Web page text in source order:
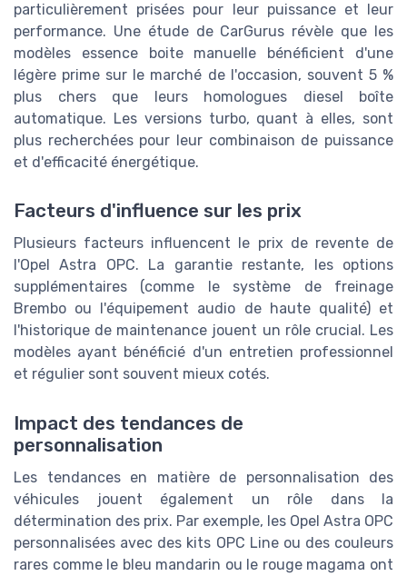
particulièrement prisées pour leur puissance et leur
performance. Une étude de CarGurus révèle que les
modèles essence boite manuelle bénéficient d'une
légère prime sur le marché de l'occasion, souvent 5 %
plus chers que leurs homologues diesel boîte
automatique. Les versions turbo, quant à elles, sont
plus recherchées pour leur combinaison de puissance
et d'efficacité énergétique.
Facteurs d'influence sur les prix
Plusieurs facteurs influencent le prix de revente de
l'Opel Astra OPC. La garantie restante, les options
supplémentaires (comme le système de freinage
Brembo ou l'équipement audio de haute qualité) et
l'historique de maintenance jouent un rôle crucial. Les
modèles ayant bénéficié d'un entretien professionnel
et régulier sont souvent mieux cotés.
Impact des tendances de
personnalisation
Les tendances en matière de personnalisation des
véhicules jouent également un rôle dans la
détermination des prix. Par exemple, les Opel Astra OPC
personnalisées avec des kits OPC Line ou des couleurs
rares comme le bleu mandarin ou le rouge magama ont